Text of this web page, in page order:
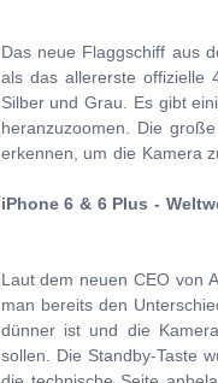
Das neue Flaggschiff aus
als das allererste offizielle
Silber und Grau. Es gibt
heranzuzoomen. Die
erkennen, um die Kamera
iPhone 6 & 6 Plus -
Laut dem neuen CEO von
man bereits den
dünner ist und die
sollen. Die Standby-Taste